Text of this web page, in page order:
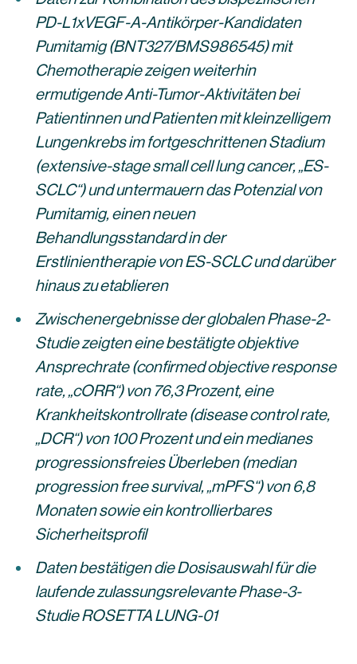
PD-L1xVEGF-A-Antikörper-Kandidaten
Pumitamig (BNT327/BMS986545) mit
Chemotherapie zeigen weiterhin
ermutigende Anti-Tumor-Aktivitäten bei
Patientinnen und Patienten mit kleinzelligem
Lungenkrebs im fortgeschrittenen Stadium
(extensive-stage small cell lung cancer, „ES-
SCLC“) und untermauern das Potenzial von
Pumitamig, einen neuen
Behandlungsstandard in der
Erstlinientherapie von ES-SCLC und darüber
hinaus zu etablieren
Zwischenergebnisse der globalen Phase-2-
Studie zeigten eine bestätigte objektive
Ansprechrate (confirmed objective response
rate, „cORR“) von 76,3 Prozent, eine
Krankheitskontrollrate (disease control rate,
„DCR“) von 100 Prozent und ein medianes
progressionsfreies Überleben (median
progression free survival, „mPFS“) von 6,8
Monaten sowie ein kontrollierbares
Sicherheitsprofil
Daten bestätigen die Dosisauswahl für die
laufende zulassungsrelevante Phase-3-
Studie ROSETTA LUNG-01